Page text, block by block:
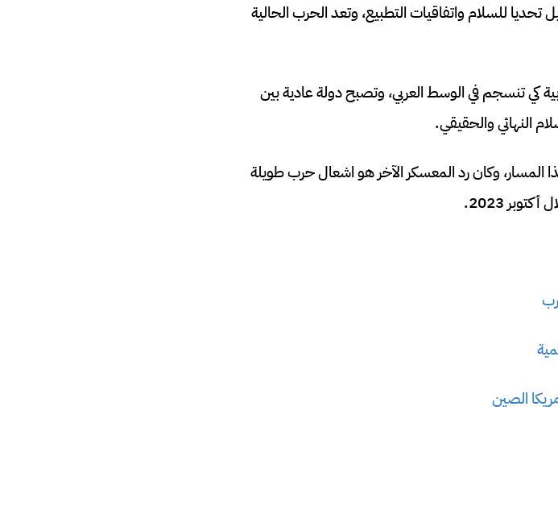
للسلام واتفاقيات التطبيع، وتعد الحرب الحالية
كي تنسجم في الوسط العربي، وتصبح دولة عادية بين
النهائي والحقيقي.
التطبيع في أغسطس 2020 لتحيي هذا المسار، وكان رد المعسكر الآخر هو اشعال حرب طويلة
2023.
الصين